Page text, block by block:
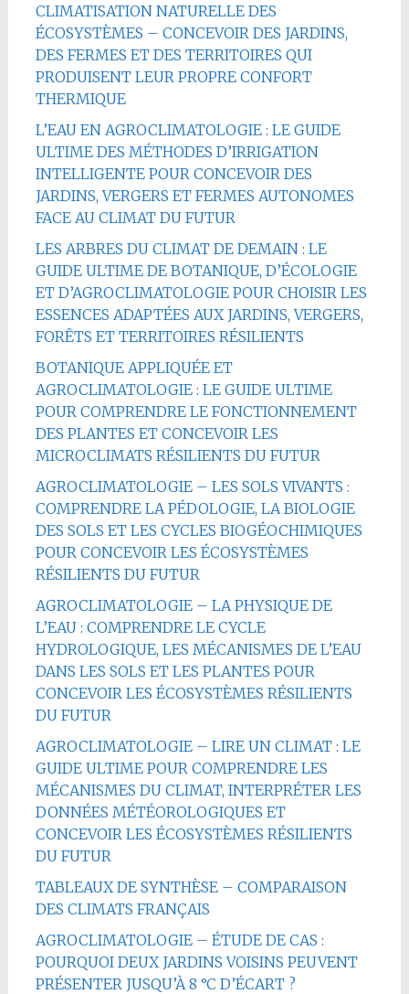
CLIMATISATION NATURELLE DES
ÉCOSYSTÈMES – CONCEVOIR DES JARDINS,
DES FERMES ET DES TERRITOIRES QUI
PRODUISENT LEUR PROPRE CONFORT
THERMIQUE
L’EAU EN AGROCLIMATOLOGIE : LE GUIDE
ULTIME DES MÉTHODES D’IRRIGATION
INTELLIGENTE POUR CONCEVOIR DES
JARDINS, VERGERS ET FERMES AUTONOMES
FACE AU CLIMAT DU FUTUR
LES ARBRES DU CLIMAT DE DEMAIN : LE
GUIDE ULTIME DE BOTANIQUE, D’ÉCOLOGIE
ET D’AGROCLIMATOLOGIE POUR CHOISIR LES
ESSENCES ADAPTÉES AUX JARDINS, VERGERS,
FORÊTS ET TERRITOIRES RÉSILIENTS
BOTANIQUE APPLIQUÉE ET
AGROCLIMATOLOGIE : LE GUIDE ULTIME
POUR COMPRENDRE LE FONCTIONNEMENT
DES PLANTES ET CONCEVOIR LES
MICROCLIMATS RÉSILIENTS DU FUTUR
AGROCLIMATOLOGIE – LES SOLS VIVANTS :
COMPRENDRE LA PÉDOLOGIE, LA BIOLOGIE
DES SOLS ET LES CYCLES BIOGÉOCHIMIQUES
POUR CONCEVOIR LES ÉCOSYSTÈMES
RÉSILIENTS DU FUTUR
AGROCLIMATOLOGIE – LA PHYSIQUE DE
L’EAU : COMPRENDRE LE CYCLE
HYDROLOGIQUE, LES MÉCANISMES DE L’EAU
DANS LES SOLS ET LES PLANTES POUR
CONCEVOIR LES ÉCOSYSTÈMES RÉSILIENTS
DU FUTUR
AGROCLIMATOLOGIE – LIRE UN CLIMAT : LE
GUIDE ULTIME POUR COMPRENDRE LES
MÉCANISMES DU CLIMAT, INTERPRÉTER LES
DONNÉES MÉTÉOROLOGIQUES ET
CONCEVOIR LES ÉCOSYSTÈMES RÉSILIENTS
DU FUTUR
TABLEAUX DE SYNTHÈSE – COMPARAISON
DES CLIMATS FRANÇAIS
AGROCLIMATOLOGIE – ÉTUDE DE CAS :
POURQUOI DEUX JARDINS VOISINS PEUVENT
PRÉSENTER JUSQU’À 8 °C D’ÉCART ?